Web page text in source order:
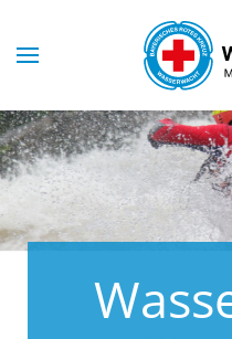
Skip to main content